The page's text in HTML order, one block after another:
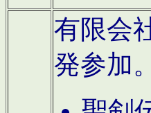
有限会
発参加